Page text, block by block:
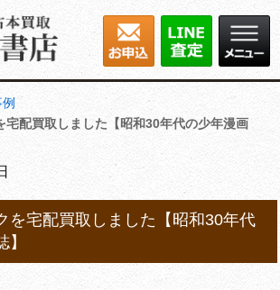
宅配買取しました【昭和30年代の少年漫画
を宅配買取しました【昭和30年代